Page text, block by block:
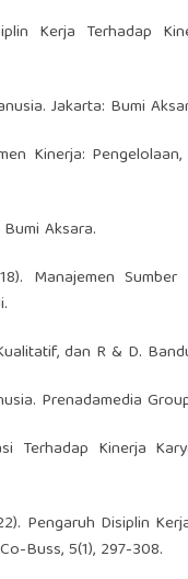
Kerja Terhadap
Jakarta: Bumi
Kinerja:
Aksara.
Manajemen
dan R & D.
Prenadamedia
Terhadap Kinerja
Pengaruh Disiplin
Buss, 5(1), 297-308.